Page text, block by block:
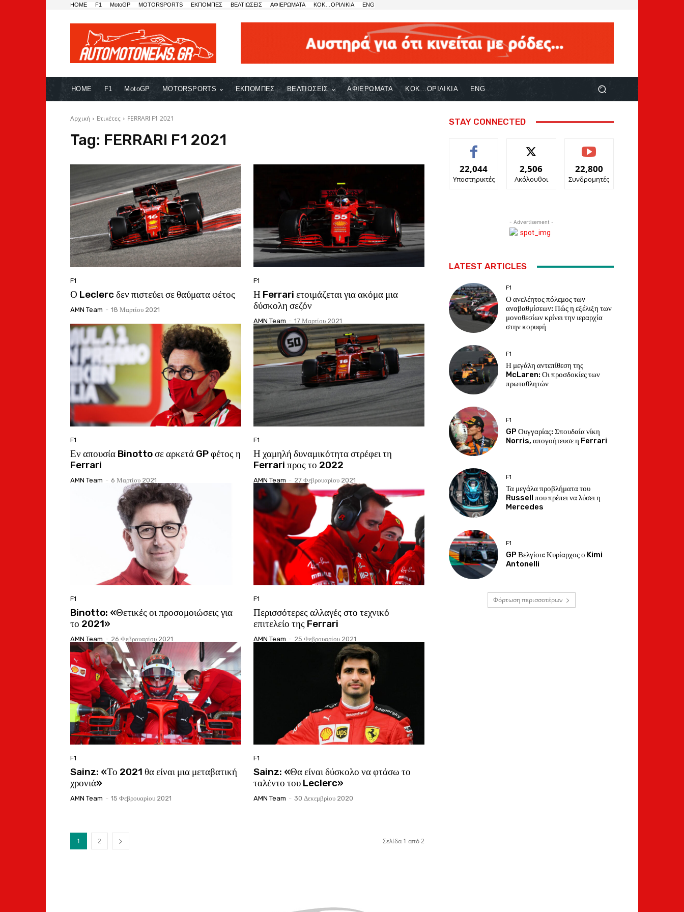
HOME F1 MotoGP MOTORSPORTS ΕΚΠΟΜΠΕΣ ΒΕΛΤΙΩΣΕΙΣ ΑΦΙΕΡΩΜΑΤΑ ΚΟΚ…ΟΡΙΛΙΚΙΑ ENG
HOME F1 MotoGP MOTORSPORTS ΕΚΠΟΜΠΕΣ ΒΕΛΤΙΩΣΕΙΣ ΑΦΙΕΡΩΜΑΤΑ ΚΟΚ…ΟΡΙΛΙΚΙΑ ENG
Αρχική Ετικέτες FERRARI F1 2021
Tag: FERRARI F1 2021
F1
Ο Leclerc δεν πιστεύει σε θαύματα φέτος
AMN Team - 18 Μαρτίου 2021
F1
Η Ferrari ετοιμάζεται για ακόμα μια
δύσκολη σεζόν
AMN Team - 17 Μαρτίου 2021
F1
Εν απουσία Binotto σε αρκετά GP φέτος η
Ferrari
AMN Team - 6 Μαρτίου 2021
F1
Η χαμηλή δυναμικότητα στρέφει τη
Ferrari προς το 2022
AMN Team - 27 Φεβρουαρίου 2021
F1
Binotto: «Θετικές οι προσομοιώσεις για
το 2021»
AMN Team - 26 Φεβρουαρίου 2021
F1
Περισσότερες αλλαγές στο τεχνικό
επιτελείο της Ferrari
AMN Team - 25 Φεβρουαρίου 2021
F1
Sainz: «Το 2021 θα είναι μια μεταβατική
χρονιά»
AMN Team - 15 Φεβρουαρίου 2021
F1
Sainz: «Θα είναι δύσκολο να φτάσω το
ταλέντο του Leclerc»
AMN Team - 30 Δεκεμβρίου 2020
1 2 Σελίδα 1 από 2
STAY CONNECTED
22,044
Υποστηρικτές
2,506
Ακόλουθοι
22,800
Συνδρομητές
- Advertisement -
LATEST ARTICLES
F1
Ο ανελέητος πόλεμος των
αναβαθμίσεων: Πώς η εξέλιξη των
μονοθεσίων κρίνει την ιεραρχία
στην κορυφή
F1
Η μεγάλη αντεπίθεση της
McLaren: Οι προσδοκίες των
πρωταθλητών
F1
GP Ουγγαρίας: Σπουδαία νίκη
Norris, απογοήτευσε η Ferrari
F1
Τα μεγάλα προβλήματα του
Russell που πρέπει να λύσει η
Mercedes
F1
GP Βελγίου: Κυρίαρχος ο Kimi
Antonelli
Φόρτωση περισσοτέρων